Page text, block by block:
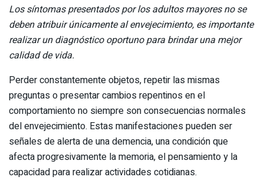
Los síntomas presentados por los adultos mayores no se
deben atribuir únicamente al envejecimiento, es importante
realizar un diagnóstico oportuno para brindar una mejor
calidad de vida.
Perder constantemente objetos, repetir las mismas
preguntas o presentar cambios repentinos en el
comportamiento no siempre son consecuencias normales
del envejecimiento. Estas manifestaciones pueden ser
señales de alerta de una demencia, una condición que
afecta progresivamente la memoria, el pensamiento y la
capacidad para realizar actividades cotidianas.